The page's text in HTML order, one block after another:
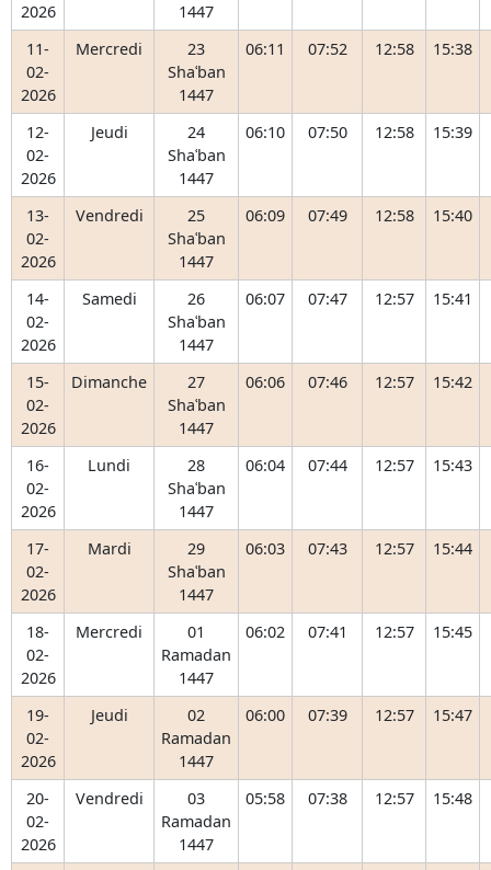
2026
1447
11-
02-
2026
Mercredi
23
Shaʿban
1447
06:11 07:52 12:58 15:38
12-
02-
2026
Jeudi
24
Shaʿban
1447
06:10 07:50 12:58 15:39
13-
02-
2026
Vendredi
25
Shaʿban
1447
06:09 07:49 12:58 15:40
14-
02-
2026
Samedi
26
Shaʿban
1447
06:07 07:47 12:57 15:41
15-
02-
2026
Dimanche
27
Shaʿban
1447
06:06 07:46 12:57 15:42
16-
02-
2026
Lundi
28
Shaʿban
1447
06:04 07:44 12:57 15:43
17-
02-
2026
Mardi
29
Shaʿban
1447
06:03 07:43 12:57 15:44
18-
02-
2026
Mercredi
01
Ramadan
1447
06:02 07:41 12:57 15:45
19-
02-
2026
Jeudi
02
Ramadan
1447
06:00 07:39 12:57 15:47
20-
02-
2026
Vendredi
03
Ramadan
1447
05:58 07:38 12:57 15:48